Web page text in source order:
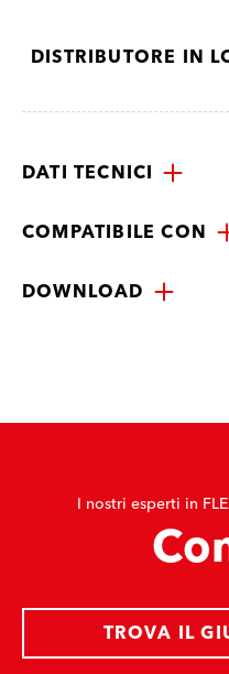
DISTRIBUTORE IN
DATI TECNICI
COMPATIBILE CON
DOWNLOAD
I nostri esperti in
TROVA IL